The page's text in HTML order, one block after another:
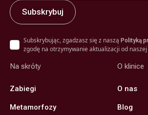
Subskrybując, zgadzasz się z naszą Polityką
zgodę na otrzymywanie aktualizacji od
Na skróty
Zabiegi
Metamorfozy
O klinice
O nas
Blog